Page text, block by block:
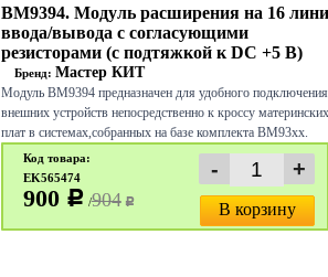
BM9394. Модуль расширения на 16
ввода/вывода с согласующими
резисторами (с подтяжкой к DC +5 В)
Бренд: Мастер КИТ
Модуль BM9394 предназначен для удобного подключения
внешних устройств непосредственно к кроссу материнских
плат в системах,собранных на базе комплекта BM93xx.
Код товара:
EK565474
900 c /904 c В корзину